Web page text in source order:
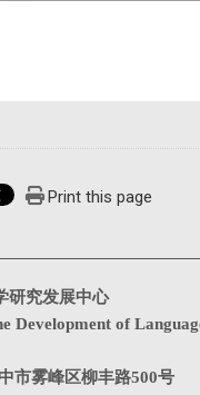
Print this page
研究发展中心
Development of
市雾峰区柳丰路500号